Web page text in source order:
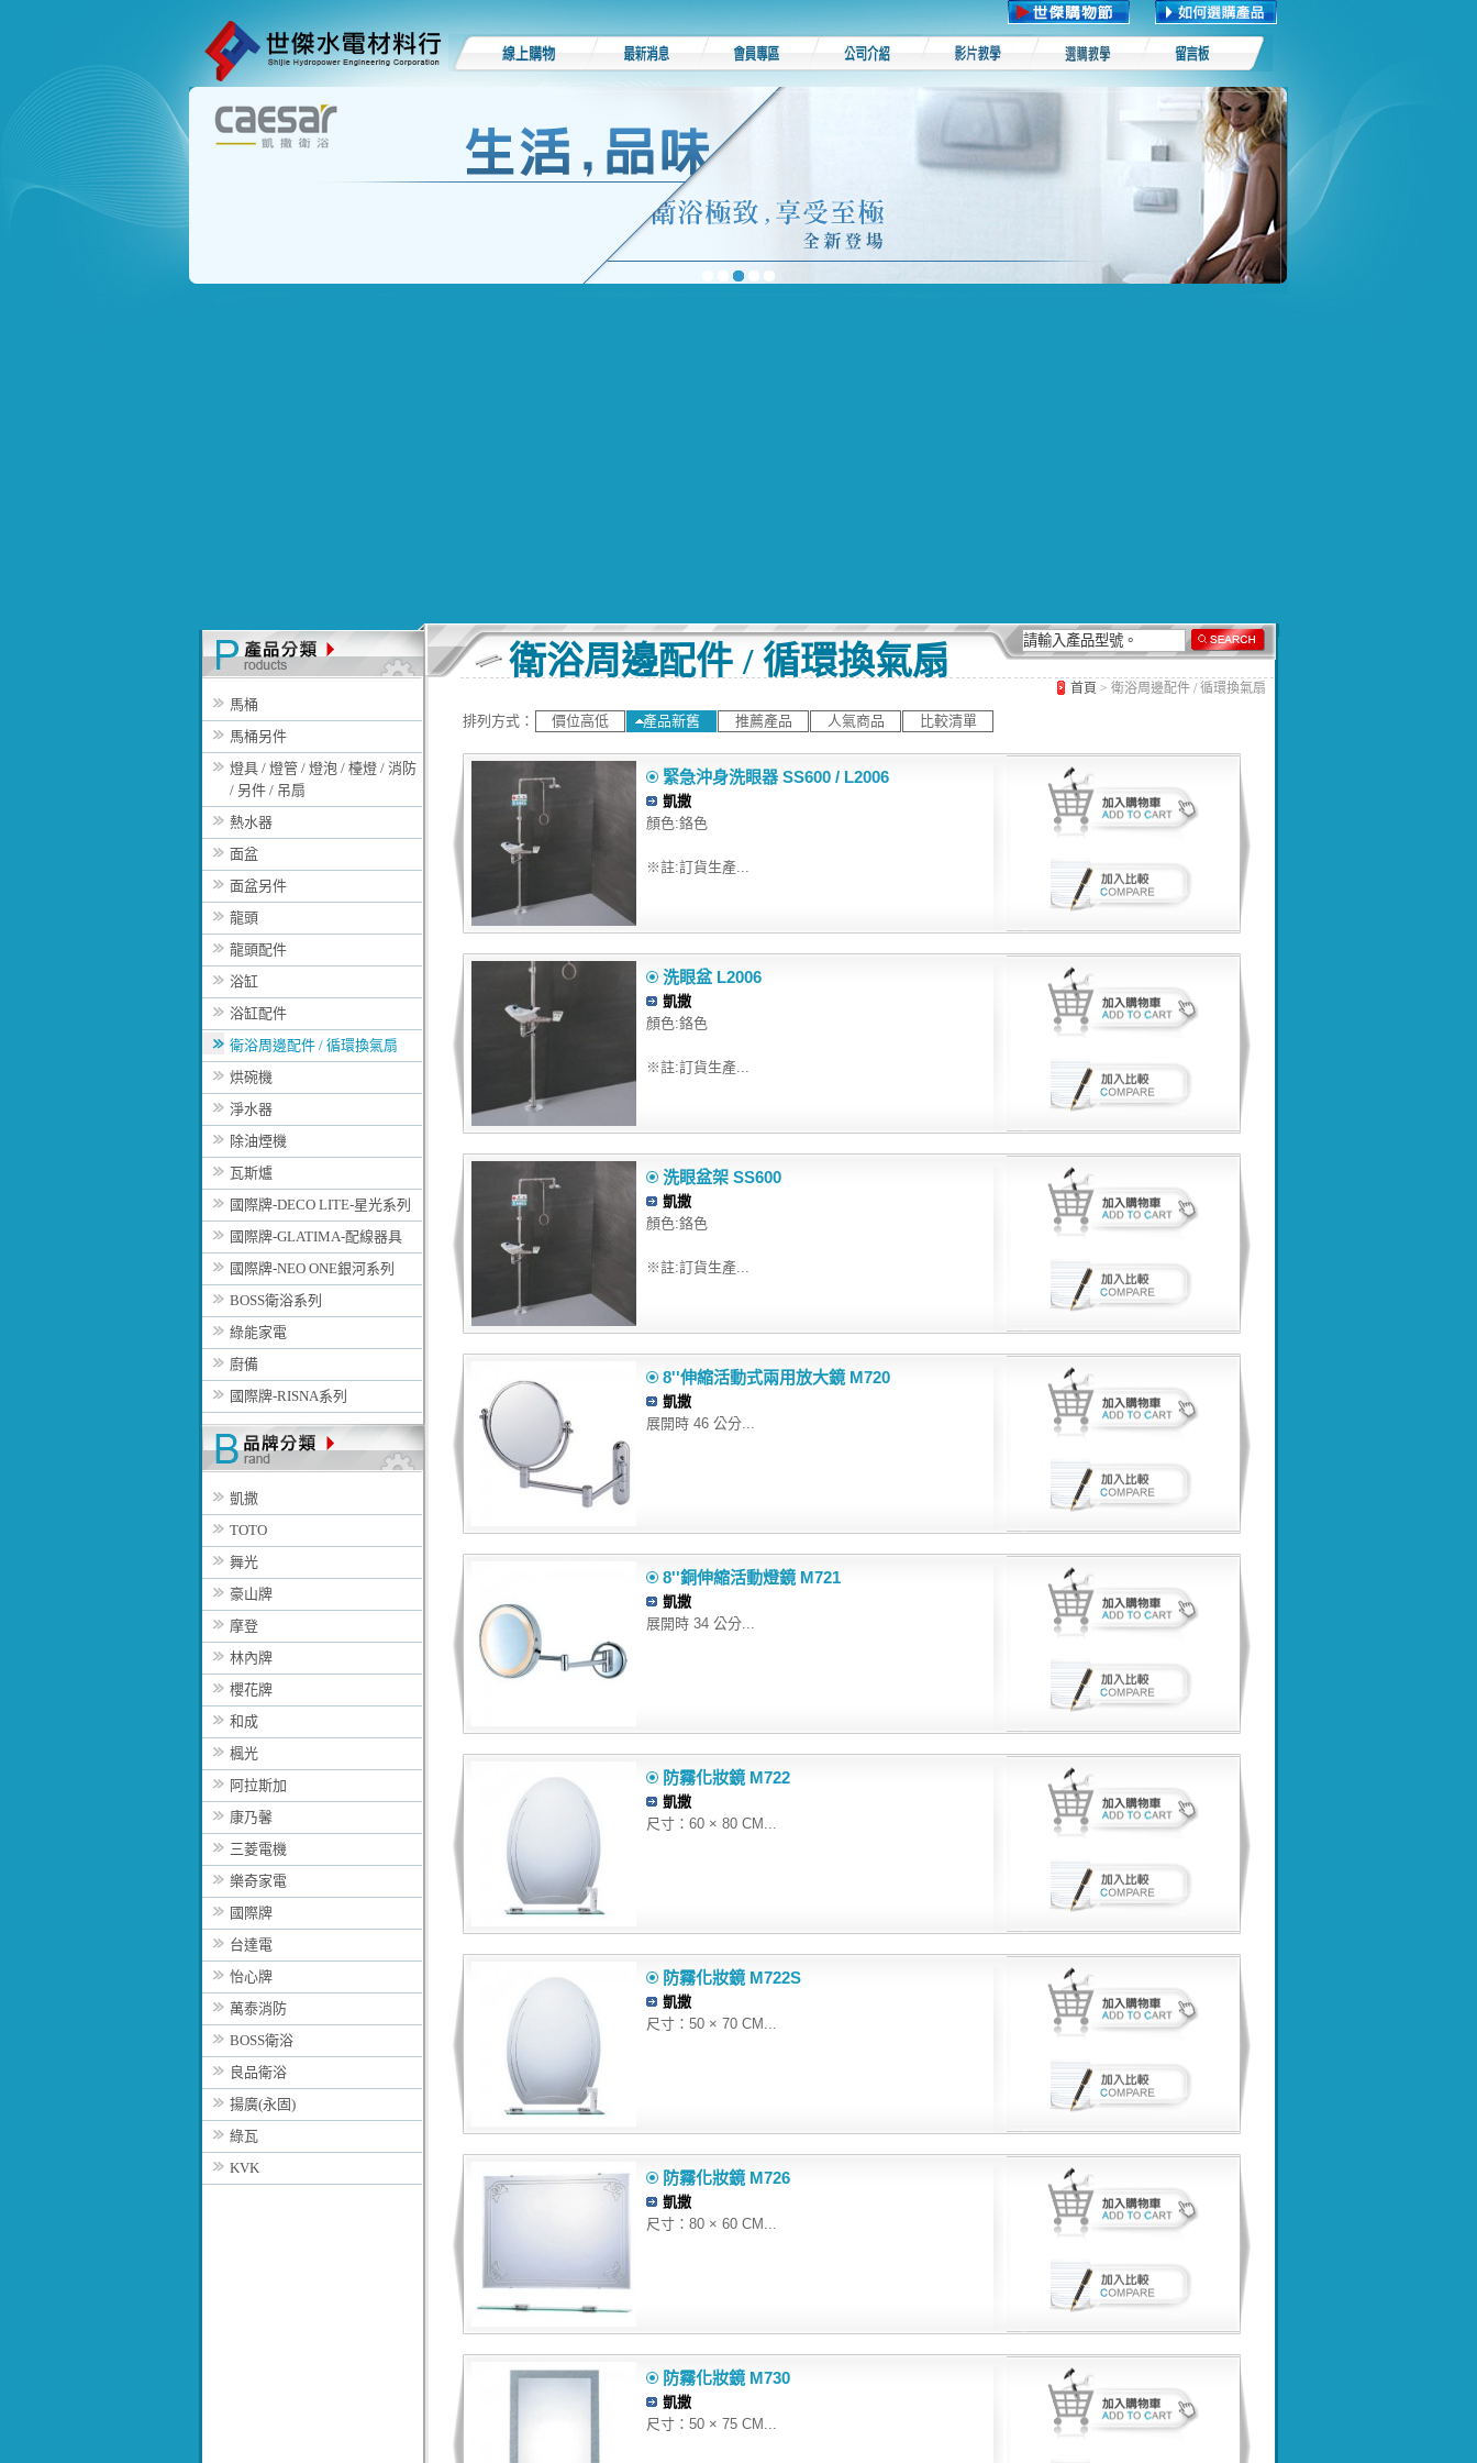
馬桶
馬桶另件
燈具 / 燈管 / 燈泡 / 檯燈 / 消防
/ 另件 / 吊扇
熱水器
面盆
面盆另件
龍頭
龍頭配件
浴缸
浴缸配件
衛浴周邊配件 / 循環換氣扇
烘碗機
淨水器
除油煙機
瓦斯爐
國際牌-DECO LITE-星光系列
國際牌-GLATIMA-配線器具
國際牌-NEO ONE銀河系列
BOSS衛浴系列
綠能家電
廚備
國際牌-RISNA系列
凱撒
TOTO
舞光
豪山牌
摩登
林內牌
櫻花牌
和成
楓光
阿拉斯加
康乃馨
三菱電機
樂奇家電
國際牌
台達電
怡心牌
萬泰消防
BOSS衛浴
良品衛浴
揚廣(永固)
綠瓦
KVK
衛浴周邊配件 / 循環換氣扇
首頁 > 衛浴周邊配件 / 循環換氣扇
排列方式： 價位高低 產品新舊 推薦產品 人氣商品 比較清單
緊急沖身洗眼器 SS600 / L2006
凱撒
顏色:鉻色
※註:訂貨生產...
洗眼盆 L2006
凱撒
顏色:鉻色
※註:訂貨生產...
洗眼盆架 SS600
凱撒
顏色:鉻色
※註:訂貨生產...
8''伸縮活動式兩用放大鏡 M720
凱撒
展開時 46 公分...
8''銅伸縮活動燈鏡 M721
凱撒
展開時 34 公分...
防霧化妝鏡 M722
凱撒
尺寸：60 × 80 CM...
防霧化妝鏡 M722S
凱撒
尺寸：50 × 70 CM...
防霧化妝鏡 M726
凱撒
尺寸：80 × 60 CM...
防霧化妝鏡 M730
凱撒
尺寸：50 × 75 CM...